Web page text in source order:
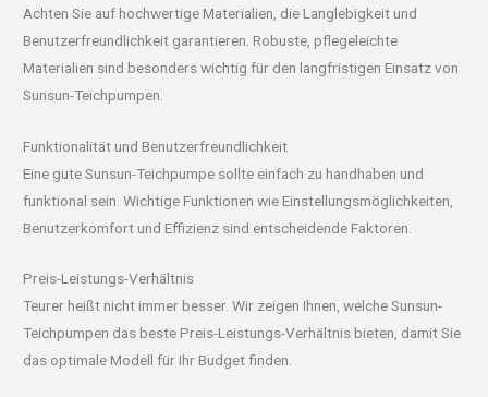
Achten Sie auf hochwertige Materialien, die Langlebigkeit und
Benutzerfreundlichkeit garantieren. Robuste, pflegeleichte
Materialien sind besonders wichtig für den langfristigen Einsatz von
Sunsun-Teichpumpen.
Funktionalität und Benutzerfreundlichkeit
Eine gute Sunsun-Teichpumpe sollte einfach zu handhaben und
funktional sein. Wichtige Funktionen wie Einstellungsmöglichkeiten,
Benutzerkomfort und Effizienz sind entscheidende Faktoren.
Preis-Leistungs-Verhältnis
Teurer heißt nicht immer besser. Wir zeigen Ihnen, welche Sunsun-
Teichpumpen das beste Preis-Leistungs-Verhältnis bieten, damit Sie
das optimale Modell für Ihr Budget finden.